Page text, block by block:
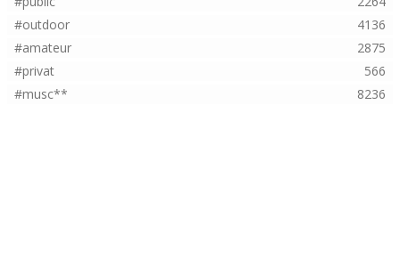
#outdoor
4136
#amateur
2875
#privat
566
#musc**
8236